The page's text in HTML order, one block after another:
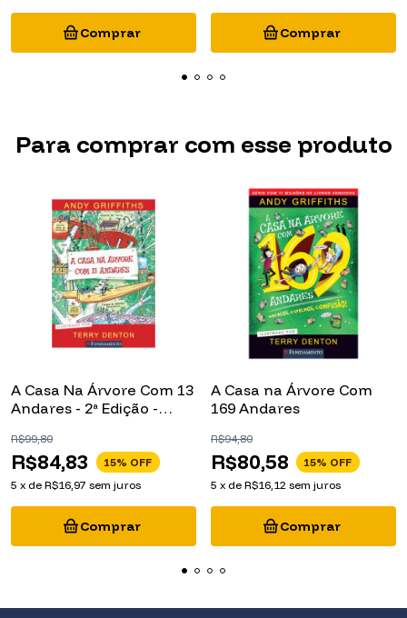
Para comprar com esse produto
A Casa Na Árvore Com 13
Andares - 2ª Edição -
R$84,83
R$99,80
15% OFF
5 x de R$16,97 sem juros
A Casa na Árvore Com
169 Andares
R$80,58
R$94,80
15% OFF
5 x de R$16,12 sem juros